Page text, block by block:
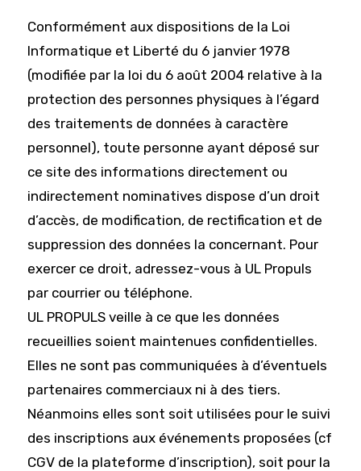
Conformément aux dispositions de la Loi
Informatique et Liberté du 6 janvier 1978
(modifiée par la loi du 6 août 2004 relative à la
protection des personnes physiques à l’égard
des traitements de données à caractère
personnel), toute personne ayant déposé sur
ce site des informations directement ou
indirectement nominatives dispose d’un droit
d’accès, de modification, de rectification et de
suppression des données la concernant. Pour
exercer ce droit, adressez-vous à UL Propuls
par courrier ou téléphone.
UL PROPULS veille à ce que les données
recueillies soient maintenues confidentielles.
Elles ne sont pas communiquées à d’éventuels
partenaires commerciaux ni à des tiers.
Néanmoins elles sont soit utilisées pour le suivi
des inscriptions aux événements proposées (cf
CGV de la plateforme d’inscription), soit pour la